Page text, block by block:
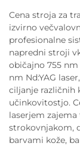
Cena stroja za
izvirno
profesionalne
napredni stroji
običajno 755
nm Nd:YAG
ciljanje različnih
učinkovitostjo.
laserjem
strokovnjakom,
barvami kože,